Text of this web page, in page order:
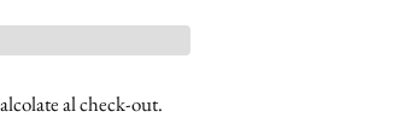
al check-out.